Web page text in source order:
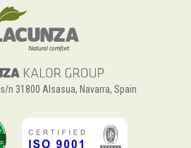
n 31800 Alsasua, Navarra, Spain